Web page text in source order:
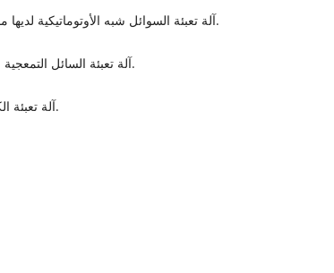
1. آلة تعبئة السوائل شبه الأوتوماتيكية لديها مجموعة واسعة من التطبيقات.
2. آلة تعبئة السائل التمعجية مناسبة للإنتاج بكميات صغيرة.
3. آلة تعبئة الكيس السائل مرنة للاستخدام.